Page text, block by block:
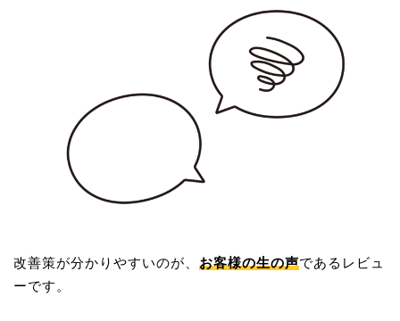
改善策が分かりやすいのが、 お客様の生の声であるレビュ
ーです。